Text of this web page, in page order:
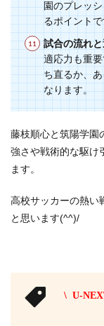
園のプレッ
るポイント
試合の流れ
適応力も重
ち直るか、
なります。
藤枝順心と筑陽学園
強さや戦術的な駆け
ます。
高校サッカーの熱い
と思います(^^)/
\ U-